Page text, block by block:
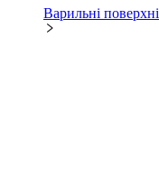
Варильні поверхні